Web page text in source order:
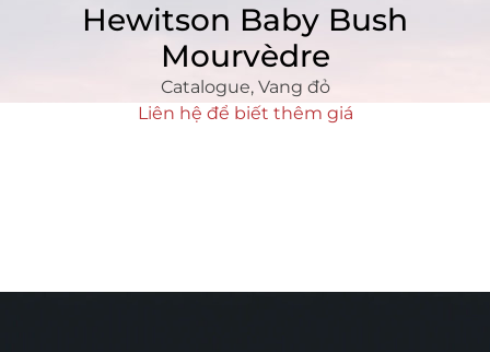
Hewitson Baby Bush
Mourvèdre
Catalogue, Vang đỏ
Liên hệ để biết thêm giá